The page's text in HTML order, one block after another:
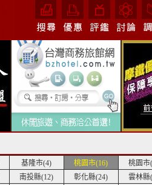
基隆市(4) 桃園市(16)
桃園市
南投縣(12) 彰化縣(24)
雲林縣